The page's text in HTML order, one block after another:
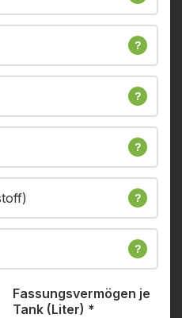
?
?
?
?
?
Fassungsvermögen je
Tank (Liter) *